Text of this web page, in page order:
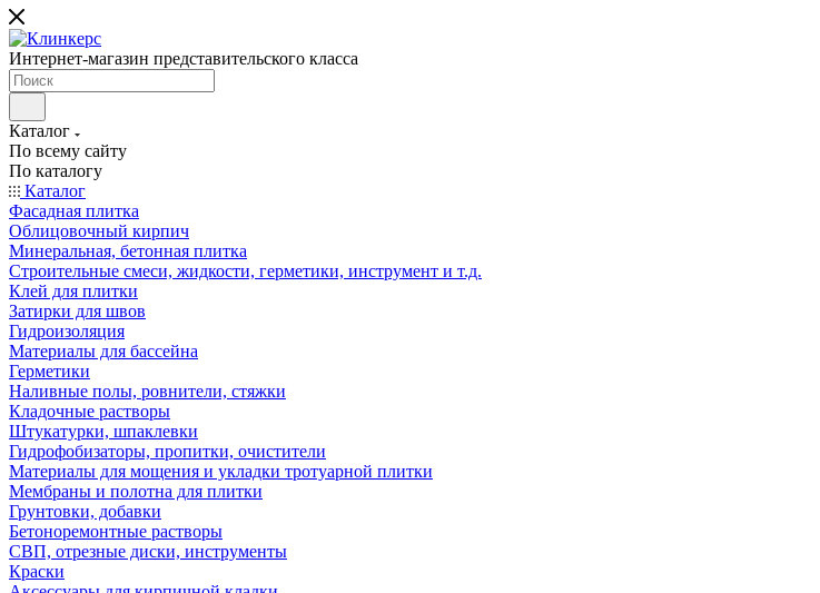
Интернет-магазин представительского класса
Каталог
По всему сайту
По каталогу
Каталог
Фасадная плитка
Облицовочный кирпич
Минеральная, бетонная плитка
Строительные смеси, жидкости, герметики, инструмент и т.д.
Клей для плитки
Затирки для швов
Гидроизоляция
Материалы для бассейна
Герметики
Наливные полы, ровнители, стяжки
Кладочные растворы
Штукатурки, шпаклевки
Гидрофобизаторы, пропитки, очистители
Материалы для мощения и укладки тротуарной плитки
Мембраны и полотна для плитки
Грунтовки, добавки
Бетоноремонтные растворы
СВП, отрезные диски, инструменты
Краски